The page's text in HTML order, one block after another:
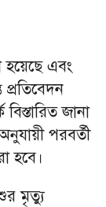
হয়েছে এবং
প্রতিবেদন
জানা
পরবর্তী
হবে।
মৃত্যু